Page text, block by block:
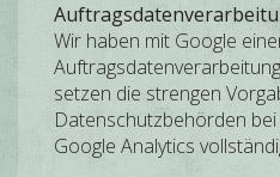
Wir haben mit Google
setzen die strengen
Datenschutzbehörden
Google Analytics